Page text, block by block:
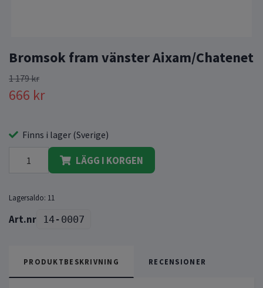
Bromsok fram vänster Aixam/Chatenet
1 179 kr
666 kr
Finns i lager (Sverige)
LÄGG I KORGEN
Lagersaldo: 11
14-0007
PRODUKTBESKRIVNING RECENSIONER